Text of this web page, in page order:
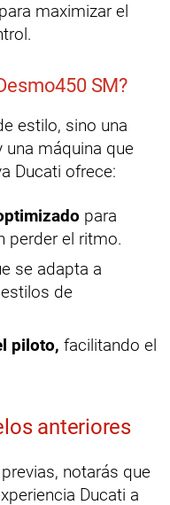
maximizar el
SM?
estilo, sino una
máquina que
Ducati ofrece:
para
perder el ritmo.
se adapta a
de
piloto, facilitando el
anteriores
notarás que
Ducati a